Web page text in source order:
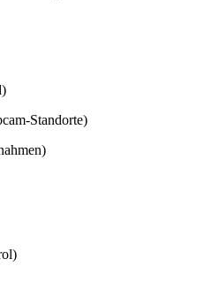
Standorte)